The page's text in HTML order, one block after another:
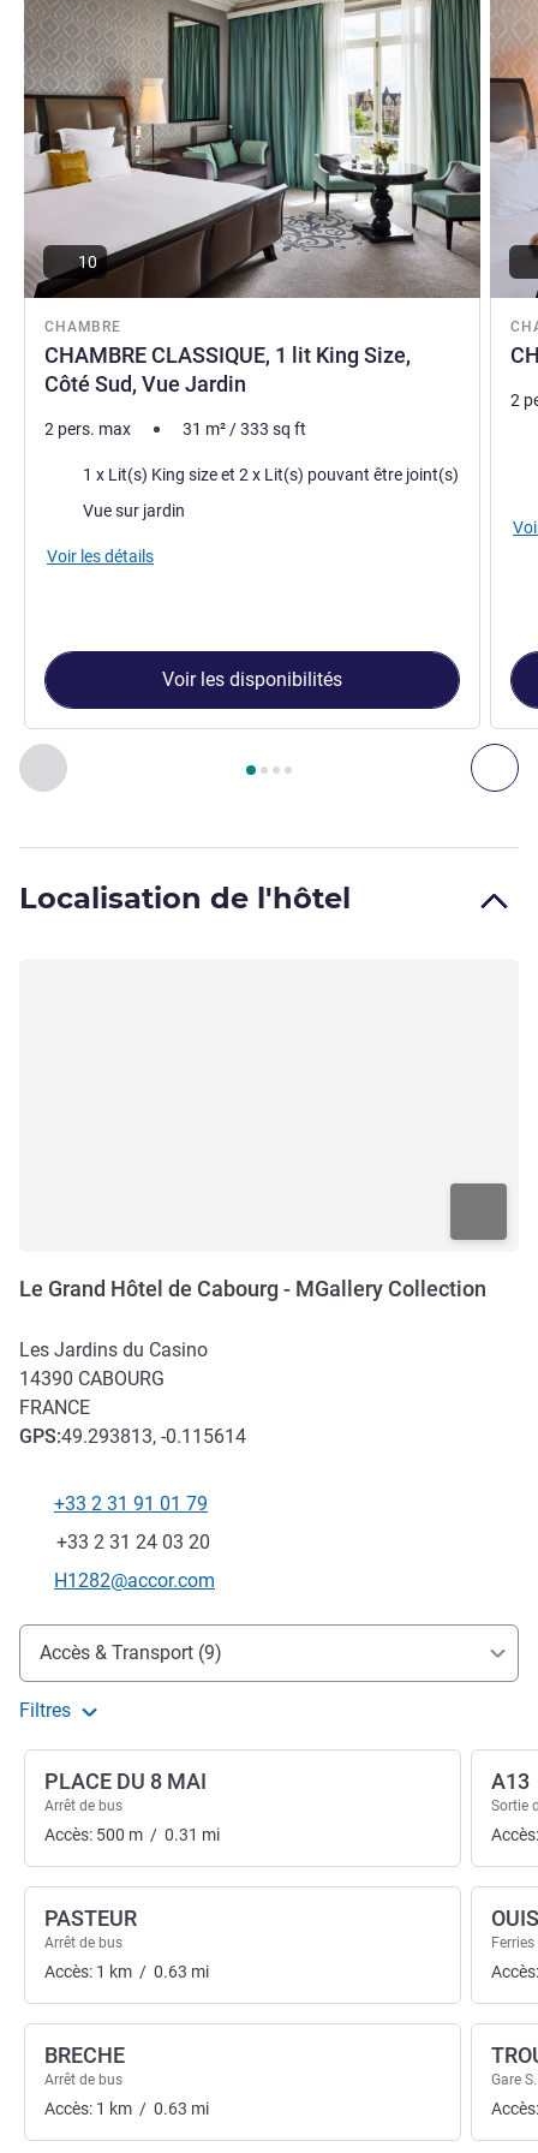
Précédent - Chambre
Page , Chambre 1 : CHAMBRE CLASSIQUE, 1 lit King
CHAMBRE
CHAMBRE CLASSIQUE, 1 lit King Size,
Côté Sud, Vue Jardin
10
2 pers. max 31 m²/333 sq ft
Literie
1 x Lit(s) King size et 2 x Lit(s) pouvant être joint(s)
Vues :Vue sur jardin
Voir les détails
Voir les disponibilités
2
Localisation de l'hôtel
Le Grand Hôtel de Cabourg - MGallery Collection
Les Jardins du Casino
14390 CABOURG
FRANCE
GPS:49.293813, -0.115614
Téléphone
+33 2 31 91 01 79
Fax
+33 2 31 24 03 20
Email de contact
H1282@accor.com
Accès et transports
Accès & Transport (9)
Filtres
PLACE DU 8 MAI
Arrêt de bus
Accès: 500 m / 0.31 mi
PASTEUR
Arrêt de bus
Accès: 1 km / 0.63 mi
BRECHE
Arrêt de bus
Accès: 1 km / 0.63 mi
A13
Sortie
Ferries
Gare